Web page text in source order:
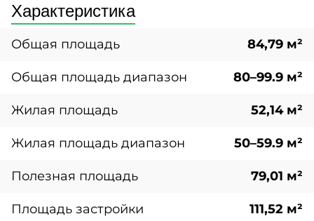
Характеристика
Общая площадь 84,79 м²
Общая площадь диапазон 80–99.9 м²
Жилая площадь 52,14 м²
Жилая площадь диапазон 50–59.9 м²
Полезная площадь 79,01 м²
Площадь застройки 111,52 м²